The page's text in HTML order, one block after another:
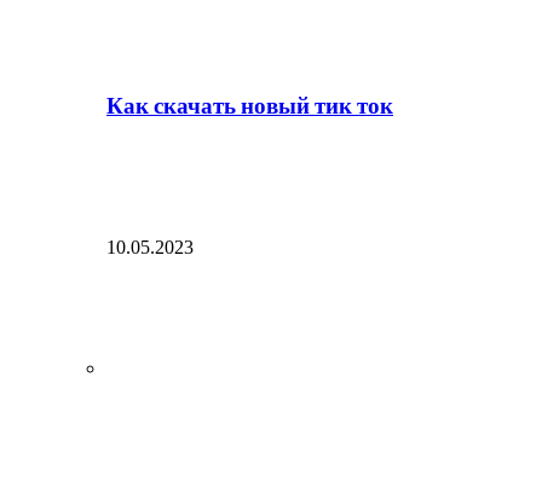
Как скачать новый тик ток
10.05.2023